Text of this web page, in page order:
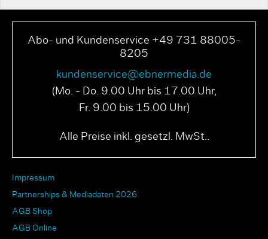
Abo- und Kundenservice +49 731 88005-
8205
kundenservice@ebnermedia.de
(Mo. - Do. 9.00 Uhr bis 17.00 Uhr,
Fr. 9.00 bis 15.00 Uhr)
Alle Preise inkl. gesetzl. MwSt..
Impressum
Partnerships & Mediadaten 2026
AGB Shop
AGB Online